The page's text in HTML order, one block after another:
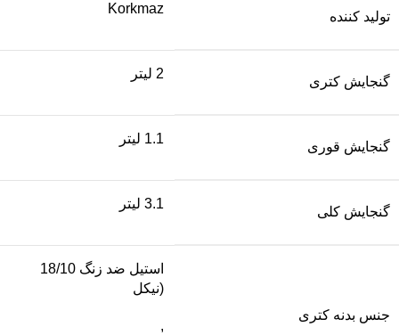
تولید کننده
Korkmaz
گنجایش کتری
2 لیتر
گنجایش قوری
1.1 لیتر
گنجایش کلی
3.1 لیتر
جنس بدنه کتری
استیل ضد زنگ 18/10
(نیکل
,